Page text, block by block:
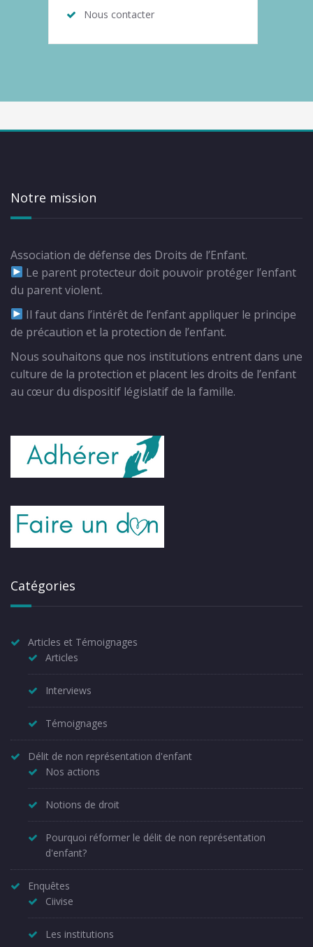
Nous contacter
Notre mission
Association de défense des Droits de l’Enfant.
Le parent protecteur doit pouvoir protéger l’enfant
du parent violent.
Il faut dans l’intérêt de l’enfant appliquer le principe
de précaution et la protection de l’enfant.
Nous souhaitons que nos institutions entrent dans une
culture de la protection et placent les droits de l’enfant
au cœur du dispositif législatif de la famille.
Catégories
Articles et Témoignages
Articles
Interviews
Témoignages
Délit de non représentation d'enfant
Nos actions
Notions de droit
Pourquoi réformer le délit de non représentation
d'enfant?
Enquêtes
Ciivise
Les institutions